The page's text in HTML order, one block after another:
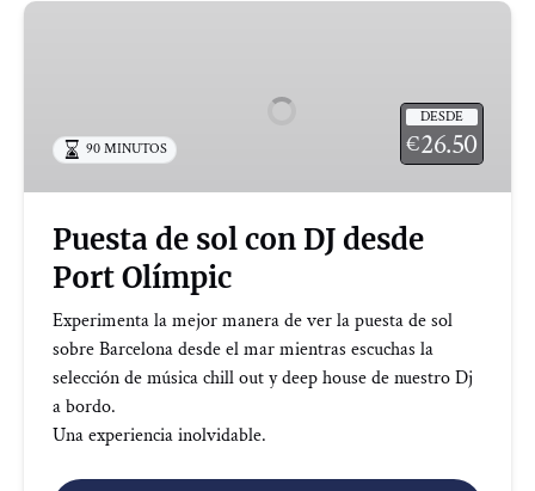
Puesta
desde
Port
DESDE
€26.50
90 MINUTOS
Puesta de sol con DJ desde
Port Olímpic
Experimenta la mejor manera de ver la puesta de sol
sobre Barcelona desde el mar mientras escuchas la
selección de música chill out y deep house de nuestro Dj
a bordo.
Una experiencia inolvidable.